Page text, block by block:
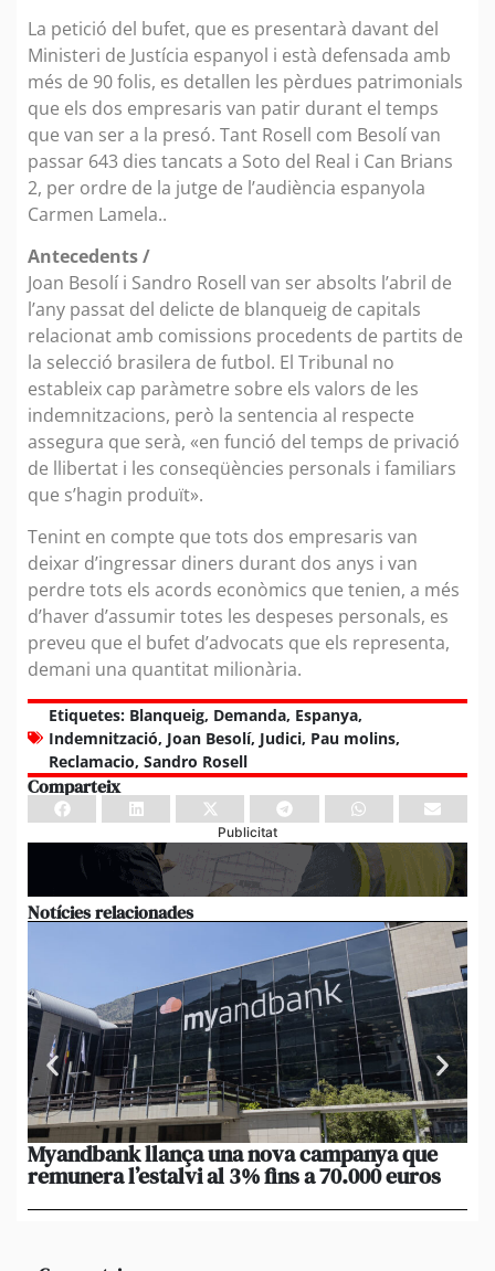
La petició del bufet, que es presentarà davant del
Ministeri de Justícia espanyol i està defensada amb
més de 90 folis, es detallen les pèrdues patrimonials
que els dos empresaris van patir durant el temps
que van ser a la presó. Tant Rosell com Besolí van
passar 643 dies tancats a Soto del Real i Can Brians
2, per ordre de la jutge de l’audiència espanyola
Carmen Lamela..
Antecedents /
Joan Besolí i Sandro Rosell van ser absolts l’abril de
l’any passat del delicte de blanqueig de capitals
relacionat amb comissions procedents de partits de
la selecció brasilera de futbol. El Tribunal no
estableix cap paràmetre sobre els valors de les
indemnitzacions, però la sentencia al respecte
assegura que serà, «en funció del temps de privació
de llibertat i les conseqüències personals i familiars
que s’hagin produït».
Tenint en compte que tots dos empresaris van
deixar d’ingressar diners durant dos anys i van
perdre tots els acords econòmics que tenien, a més
d’haver d’assumir totes les despeses personals, es
preveu que el bufet d’advocats que els representa,
demani una quantitat milionària.
Etiquetes: Blanqueig, Demanda, Espanya,
Indemnització, Joan Besolí, Judici, Pau molins,
Reclamacio, Sandro Rosell
Comparteix
Publicitat
Notícies relacionades
Myandbank llança una nova campanya que
remunera l’estalvi al 3% fins a 70.000 euros